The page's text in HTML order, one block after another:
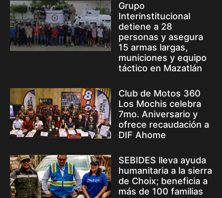
Grupo
Interinstitucional
detiene a 28
personas y asegura
15 armas largas,
municiones y equipo
táctico en Mazatlán
Club de Motos 360
Los Mochis celebra
7mo. Aniversario y
ofrece recaudación a
DIF Ahome
SEBIDES lleva ayuda
humanitaria a la sierra
de Choix; beneficia a
más de 100 familias